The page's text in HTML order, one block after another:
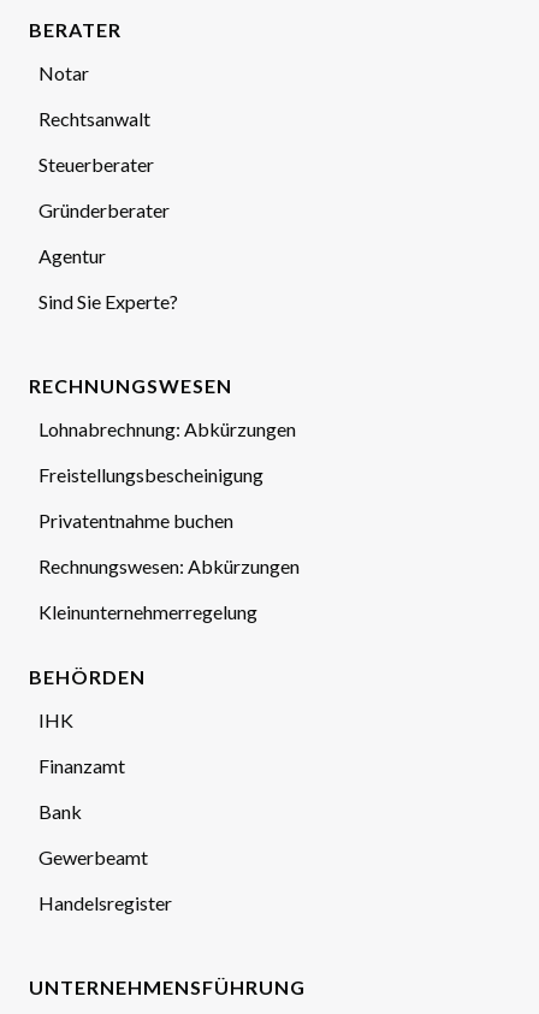
BERATER
Notar
Rechtsanwalt
Steuerberater
Gründerberater
Agentur
Sind Sie Experte?
RECHNUNGSWESEN
Lohnabrechnung: Abkürzungen
Freistellungsbescheinigung
Privatentnahme buchen
Rechnungswesen: Abkürzungen
Kleinunternehmerregelung
BEHÖRDEN
IHK
Finanzamt
Bank
Gewerbeamt
Handelsregister
UNTERNEHMENSFÜHRUNG